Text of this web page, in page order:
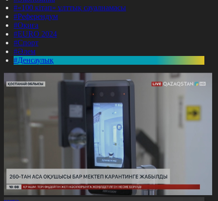
#«100 кітап» ұлттық сауалнамасы
#Референдум
#Оқиға
#EURO 2024
#Спорт
#Әлем
#Денсаулық